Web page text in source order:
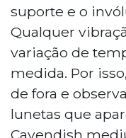
suporte e o
Qualquer
variação de
medida. Por
de fora e
lunetas que
Cavendish